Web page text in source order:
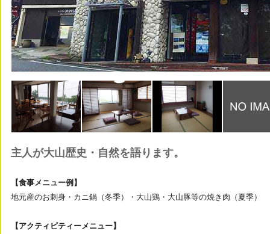
主人が大山歴史・自然を語ります。
【食事メニュー例】
地元産のお刺身・カニ鍋（冬季）・大山鶏・大山豚等の焼き肉（夏季）
【アクティビティーメニュー】